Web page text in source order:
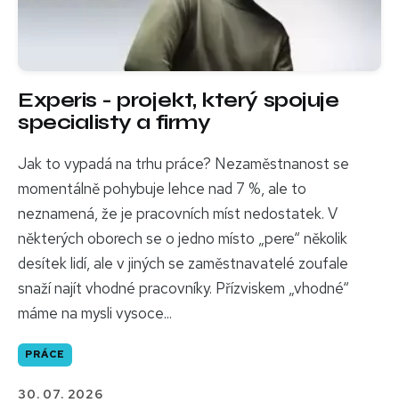
Experis - projekt, který spojuje
specialisty a firmy
Jak to vypadá na trhu práce? Nezaměstnanost se
momentálně pohybuje lehce nad 7 %, ale to
neznamená, že je pracovních míst nedostatek. V
některých oborech se o jedno místo „pere“ několik
desítek lidí, ale v jiných se zaměstnavatelé zoufale
snaží najít vhodné pracovníky. Přízviskem „vhodné“
máme na mysli vysoce...
PRÁCE
30. 07. 2026